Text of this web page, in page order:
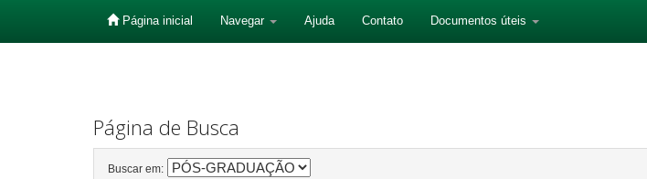
Página inicial Navegar Ajuda Contato Documentos úteis
Página de Busca
Buscar em: